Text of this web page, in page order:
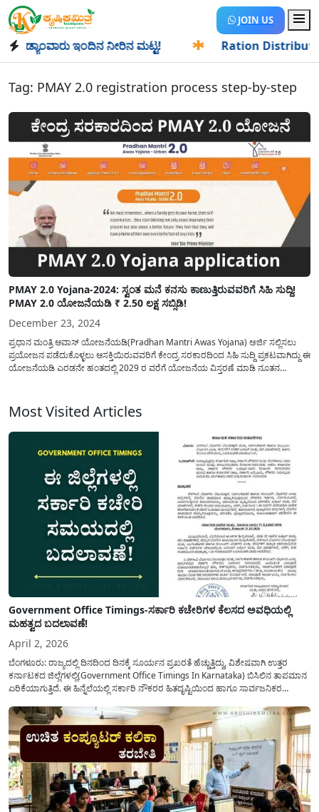
JOIN US
ಇಂದಿನ ನೀರಿನ ಮಟ್ಟ! Ration Distribution-
Tag: PMAY 2.0 registration process step-by-step
PMAY 2.0 Yojana-2024: ಸ್ವಂತ ಮನೆ ಕನಸು ಕಾಣುತ್ತಿರುವವರಿಗೆ ಸಿಹಿ ಸುದ್ದಿ!
PMAY 2.0 ಯೋಜನೆಯಡಿ ₹ 2.50 ಲಕ್ಷ ಸಬ್ಸಿಡಿ!
December 23, 2024
ಪ್ರಧಾನ ಮಂತ್ರಿ ಆವಾಸ್ ಯೋಜನೆಯಡಿ(Pradhan Mantri Awas Yojana) ಅರ್ಜಿ ಸಲ್ಲಿಸಲು
ಪ್ರಯೋಜನ ಪಡೆದುಕೊಳ್ಳಲು ಆಸಕ್ತಿಯಿರುವವರಿಗೆ ಕೇಂದ್ರ ಸರಕಾರದಿಂದ ಸಿಹಿ ಸುದ್ದಿ ಪ್ರಕಟವಾಗಿದ್ದು ಈ
ಯೋಜನೆಯಡಿ ಎರಡನೇ ಹಂತದಲ್ಲಿ 2029 ರ ವರೆಗೆ ಯೋಜನೆಯ ವಿಸ್ತರಣೆ ಮಾಡಿ ನೂತನ
Most Visited Articles
Government Office Timings-ಸರ್ಕಾರಿ ಕಚೇರಿಗಳ ಕೆಲಸದ ಅವಧಿಯಲ್ಲಿ
ಮಹತ್ವದ ಬದಲಾವಣೆ!
April 2, 2026
ಬೆಂಗಳೂರು: ರಾಜ್ಯದಲ್ಲಿ ದಿನದಿಂದ ದಿನಕ್ಕೆ ಸೂರ್ಯನ ಪ್ರಖರತೆ ಹೆಚ್ಚುತ್ತಿದ್ದು, ವಿಶೇಷವಾಗಿ ಉತ್ತರ
ಕರ್ನಾಟಕದ ಜಿಲ್ಲೆಗಳಲ್ಲಿ(Government Office Timings In Karnataka) ಬಿಸಿಲಿನ ತಾಪಮಾನ
ಏರಿಕೆಯಾಗುತ್ತಿದೆ. ಈ ಹಿನ್ನೆಲೆಯಲ್ಲಿ ಸರ್ಕಾರಿ ನೌಕರರ ಹಿತದೃಷ್ಟಿಯಿಂದ ಹಾಗೂ ಸಾರ್ವಜನಿಕರ
ಮತ್ತು ಕಲ್ಯಾಣ ಕರ್ನಾಟಕದ ಒಟ್ಟು 9 ಜಿಲ್ಲೆಗಳಲ್ಲಿ ಏಪ್ರಿಲ್...